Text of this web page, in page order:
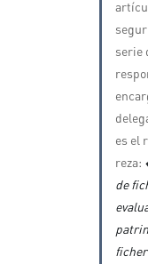
serie
es el
reza:
de